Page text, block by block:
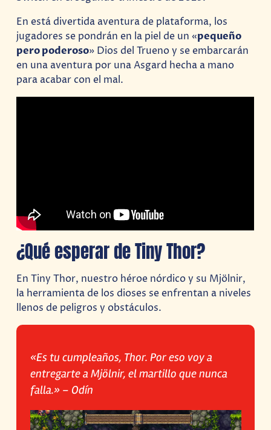
En está divertida aventura de plataforma, los
jugadores se pondrán en la piel de un «pequeño
pero poderoso» Dios del Trueno y se embarcarán
en una aventura por una Asgard hecha a mano
para acabar con el mal.
¿Qué esperar de Tiny Thor?
En Tiny Thor, nuestro héroe nórdico y su Mjölnir,
la herramienta de los dioses se enfrentan a niveles
llenos de peligros y obstáculos.
«Es tu cumpleaños, Thor. Por eso voy a
entregarte a Mjölnir, el martillo que nunca
falla.» – Odín